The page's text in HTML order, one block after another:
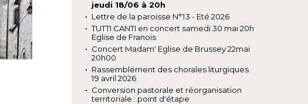
jeudi 18/06 à 20h
Lettre de la paroisse N°13 - Eté 2026
TUTTI CANTI en concert samedi 30 mai 20h
Eglise de Franois
Concert Madam' Eglise de Brussey 22mai
20h00
Rassemblement des chorales liturgiques
19 avril 2026
Conversion pastorale et réorganisation
territoriale : point d'étape